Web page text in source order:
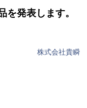
発表します。
株式会社貴瞬